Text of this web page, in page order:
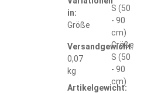
in:
Größe
Versandgewicht:
0,07
kg
Artikelgewicht:
S (50
- 90
cm)
Größe
S (50
- 90
cm)